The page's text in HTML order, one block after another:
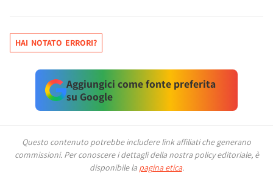
HAI NOTATO ERRORI?
Aggiungici come fonte preferita
su Google
Questo contenuto potrebbe includere link affiliati che generano
commissioni. Per conoscere i dettagli della nostra policy editoriale, è
disponibile la pagina etica.